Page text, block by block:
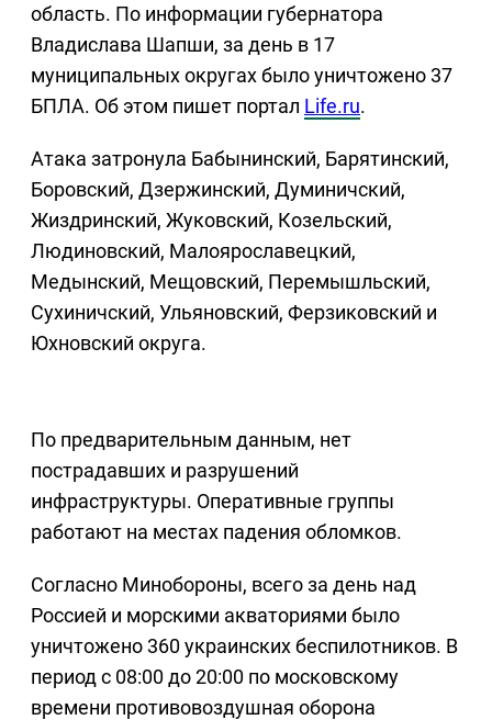
область. По информации губернатора
Владислава Шапши, за день в 17
муниципальных округах было уничтожено 37
БПЛА. Об этом пишет портал Life.ru.
Атака затронула Бабынинский, Барятинский,
Боровский, Дзержинский, Думиничский,
Жиздринский, Жуковский, Козельский,
Людиновский, Малоярославецкий,
Медынский, Мещовский, Перемышльский,
Сухиничский, Ульяновский, Ферзиковский и
Юхновский округа.
По предварительным данным, нет
пострадавших и разрушений
инфраструктуры. Оперативные группы
работают на местах падения обломков.
Согласно Минобороны, всего за день над
Россией и морскими акваториями было
уничтожено 360 украинских беспилотников. В
период с 08:00 до 20:00 по московскому
времени противовоздушная оборона